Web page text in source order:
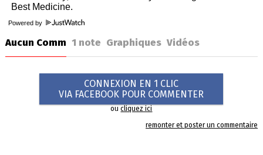
Powered by
Aucun Comm 1 note Graphiques Vidéos
CONNEXION EN 1 CLIC
VIA FACEBOOK POUR COMMENTER
oucliquez ici
remonter et poster un commentaire